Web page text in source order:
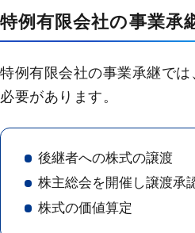
特例有限会社の事業承
特例有限会社の事業承継では
必要があります。
後継者への株式の譲渡
株主総会を開催し譲渡承
株式の価値算定